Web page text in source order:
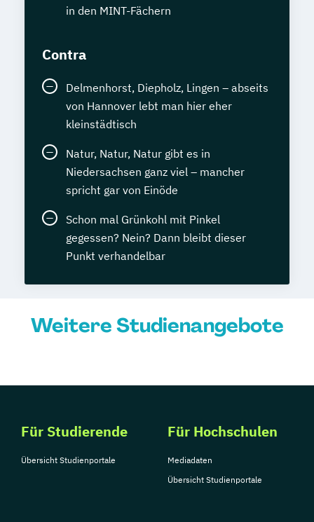
in den MINT-Fächern
Contra
Delmenhorst, Diepholz, Lingen – abseits
von Hannover lebt man hier eher
kleinstädtisch
Natur, Natur, Natur gibt es in
Niedersachsen ganz viel – mancher
spricht gar von Einöde
Schon mal Grünkohl mit Pinkel
gegessen? Nein? Dann bleibt dieser
Punkt verhandelbar
Weitere Studienangebote
Für Studierende
Übersicht Studienportale
Für Hochschulen
Mediadaten
Übersicht Studienportale